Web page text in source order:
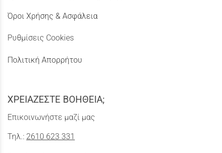
Όροι Χρήσης & Ασφάλεια
Ρυθμίσεις Cookies
Πολιτική Απορρήτου
ΧΡΕΙΑΖΕΣΤΕ ΒΟΗΘΕΙΑ;
Επικοινωνήστε μαζί μας
Τηλ.: 2610 623 331